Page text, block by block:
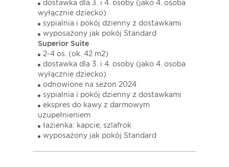
dostawka dla 3. i 4. osoby (jako 4. osoba
wyłącznie dziecko)
sypialnia i pokój dzienny z dostawkami
wyposażony jak pokój Standard
Superior Suite
2-4 os. (ok. 42 m2)
dostawka dla 3. i 4. osoby (jako 4. osoba
wyłącznie dziecko)
odnowione na sezon 2024
sypialnia i pokój dzienny z dostawkami
ekspres do kawy z darmowym
uzupełnieniem
łazienka: kapcie, szlafrok
wyposażony jak pokój Standard